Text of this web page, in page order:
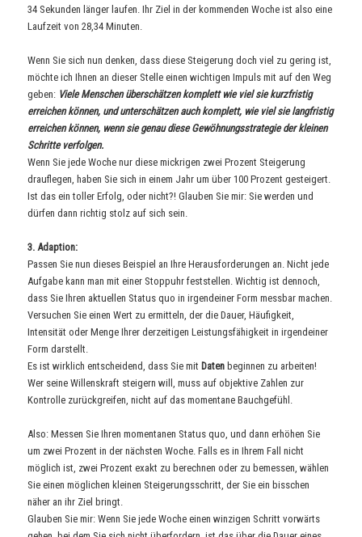
34 Sekunden länger laufen. Ihr Ziel in der kommenden Woche ist also eine
Laufzeit von 28,34 Minuten.
Wenn Sie sich nun denken, dass diese Steigerung doch viel zu gering ist,
möchte ich Ihnen an dieser Stelle einen wichtigen Impuls mit auf den Weg
geben: Viele Menschen überschätzen komplett wie viel sie kurzfristig
erreichen können, und unterschätzen auch komplett, wie viel sie langfristig
erreichen können, wenn sie genau dieseGewöhnungsstrategie der kleinen
Schritte verfolgen.
Wenn Sie jede Woche nur diese mickrigen zwei Prozent Steigerung
drauflegen, haben Sie sich in einem Jahr um über 100 Prozent gesteigert.
Ist das ein toller Erfolg, oder nicht?! Glauben Sie mir: Sie werden und
dürfen dann richtig stolz auf sich sein.
3. Adaption:
Passen Sie nun dieses Beispiel an Ihre Herausforderungen an. Nicht jede
Aufgabe kann man mit einer Stoppuhr feststellen. Wichtig ist dennoch,
dass Sie Ihren aktuellen Status quo in irgendeiner Form messbar machen.
Versuchen Sie einen Wert zu ermitteln, der die Dauer, Häufigkeit,
Intensität oder Menge Ihrer derzeitigen Leistungsfähigkeit in irgendeiner
Form darstellt.
Es ist wirklich entscheidend, dass Sie mit Daten beginnen zu arbeiten!
Wer seine Willenskraft steigern will, muss auf objektive Zahlen zur
Kontrolle zurückgreifen, nicht auf das momentane Bauchgefühl.
Also: Messen Sie Ihren momentanen Status quo, und dann erhöhen Sie
um zwei Prozent in der nächsten Woche. Falls es in Ihrem Fall nicht
möglich ist, zwei Prozent exakt zu berechnen oder zu bemessen, wählen
Sie einen möglichen kleinen Steigerungsschritt, der Sie ein bisschen
näher an ihr Ziel bringt.
Glauben Sie mir: Wenn Sie jede Woche einen winzigen Schritt vorwärts